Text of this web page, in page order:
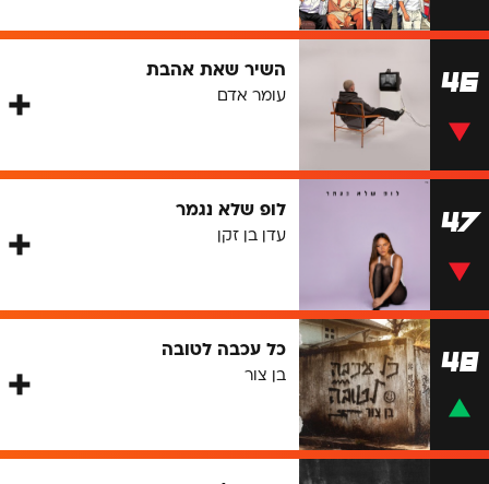
46 השיר שאת אהבת
עומר אדם
47 לופ שלא נגמר
עדן בן זקן
48 כל עכבה לטובה
בן צור